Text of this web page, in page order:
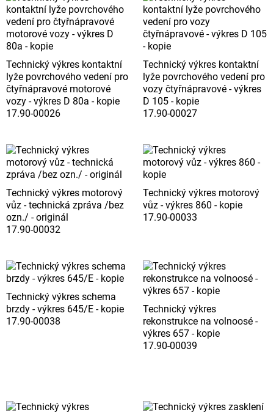
Technický výkres kontaktní
lyže povrchového vedení pro
čtyřnápravové motorové
vozy - výkres D 80a - kopie
17.90-00026
Technický výkres kontaktní
lyže povrchového vedení pro
vozy čtyřnápravové - výkres
D 105 - kopie
17.90-00027
Technický výkres motorový
vůz - technická zpráva /bez
ozn./ - originál
17.90-00032
Technický výkres motorový
vůz - výkres 860 - kopie
17.90-00033
Technický výkres schema
brzdy - výkres 645/E - kopie
17.90-00038
Technický výkres
rekonstrukce na volnoosé -
výkres 657 - kopie
17.90-00039